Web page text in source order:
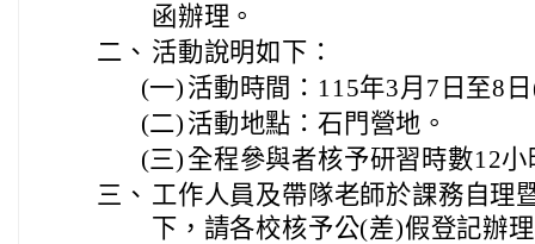
函辦理。
二、 活動說明如下：
(一) 活動時間：115年3月7日至8
(二) 活動地點：石門營地。
(三) 全程參與者核予研習時數12小
三、 工作人員及帶隊老師於課務自理
下，請各校核予公(差)假登記辦